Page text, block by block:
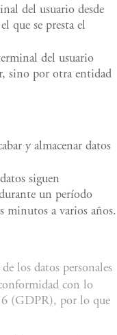
del usuario desde
que se presta el
del usuario
sino por otra entidad
y almacenar datos
siguen
un período
minutos a varios años.
de los datos personales
con lo
(GDPR), por lo que